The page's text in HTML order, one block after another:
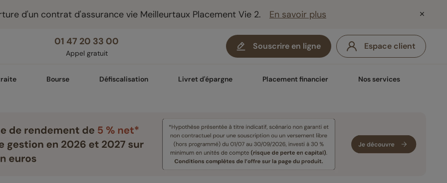
d'un contrat d'assurance vie Meilleurtaux Placement Vie 2. En savoir plus
01 47 20 33 00
Appel gratuit
Souscrire en ligne Espace client
Bourse Défiscalisation Livret d'épargne Placement financier Nos services